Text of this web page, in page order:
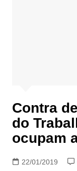
Contra
do
ocupam
22/01/2019